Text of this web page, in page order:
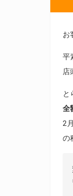
お
平
店
と
全
2
の